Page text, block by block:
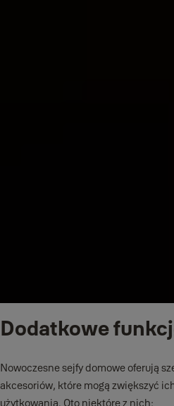
Dodatkowe
Nowoczesne sejfy domowe oferują
akcesoriów, które mogą zwiększyć
użytkowania. Oto niektóre z nich: